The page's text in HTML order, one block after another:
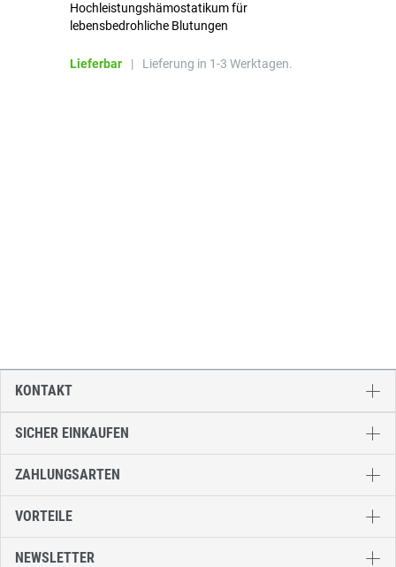
Hochleistungshämostatikum für
lebensbedrohliche Blutungen
Lieferbar | Lieferung in 1-3 Werktagen.
SICHER EINKAUFEN
ZAHLUNGSARTEN
VORTEILE
NEWSLETTER
KONTAKT